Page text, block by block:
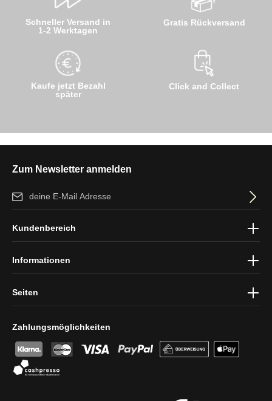
Schneller Versand in
1-2 Werktagen
Kaufe jetzt Bezahl
später
Gratis Rückversand
Click and Collect
Zum Newsletter anmelden
E-Mail-Adresse*
und dieAGBgelesen und bin mit ihnen einverstanden.
Zahlungsmöglichkeiten
Kundenbereich
Informationen
Seiten